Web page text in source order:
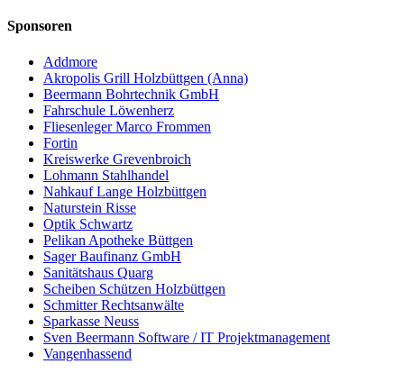
Sponsoren
Addmore
Akropolis Grill Holzbüttgen (Anna)
Beermann Bohrtechnik GmbH
Fahrschule Löwenherz
Fliesenleger Marco Frommen
Fortin
Kreiswerke Grevenbroich
Lohmann Stahlhandel
Nahkauf Lange Holzbüttgen
Naturstein Risse
Optik Schwartz
Pelikan Apotheke Büttgen
Sager Baufinanz GmbH
Sanitätshaus Quarg
Scheiben Schützen Holzbüttgen
Schmitter Rechtsanwälte
Sparkasse Neuss
Sven Beermann Software / IT Projektmanagement
Vangenhassend